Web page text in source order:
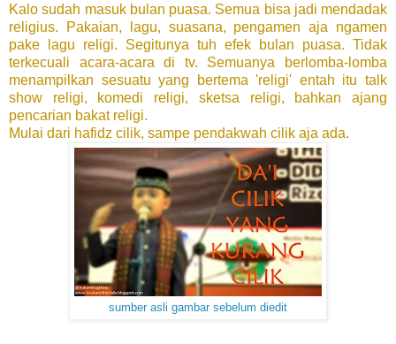
Kalo sudah masuk bulan puasa. Semua bisa jadi mendadak
religius. Pakaian, lagu, suasana, pengamen aja ngamen
pake lagu religi. Segitunya tuh efek bulan puasa. Tidak
terkecuali acara-acara di tv. Semuanya berlomba-lomba
menampilkan sesuatu yang bertema 'religi' entah itu talk
show religi, komedi religi, sketsa religi, bahkan ajang
pencarian bakat religi.
Mulai dari hafidz cilik, sampe pendakwah cilik aja ada.
sumber asli gambar sebelum diedit